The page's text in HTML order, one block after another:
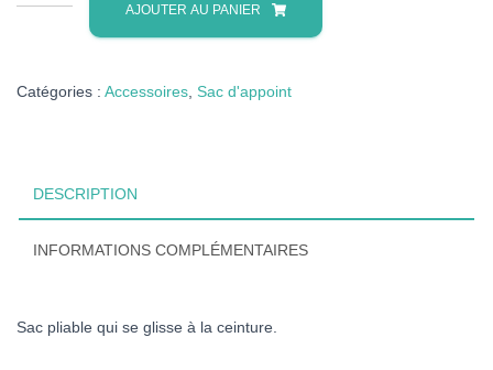
de
AJOUTER AU PANIER
Catégories : Accessoires Sac d'appoint
DESCRIPTION
INFORMATIONS COMPLÉMENTAIRES
Sac pliable qui se glisse à la ceinture.